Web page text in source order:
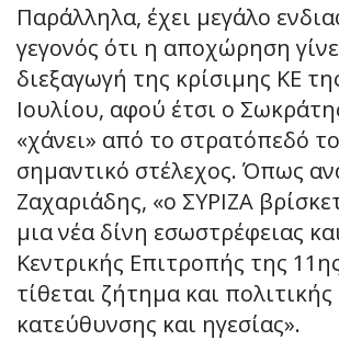
Παράλληλα, έχει μεγάλο
γεγονός ότι η αποχώρηση
διεξαγωγή της κρίσιμης ΚΕ
Ιουλίου, αφού έτσι ο
«χάνει» από το στρατόπεδό
σημαντικό στέλεχος. Όπως
Ζαχαριάδης, «ο ΣΥΡΙΖΑ
μια νέα δίνη εσωστρέφειας
Κεντρικής Επιτροπής της
τίθεται ζήτημα και πολιτικής
κατεύθυνσης και ηγεσίας».